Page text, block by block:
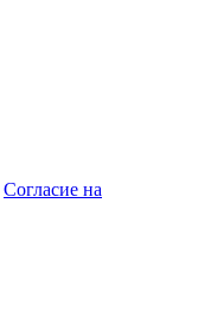
Согласие на